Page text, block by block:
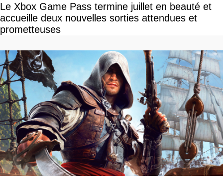
Le Xbox Game Pass termine juillet en beauté et
accueille deux nouvelles sorties attendues et
prometteuses